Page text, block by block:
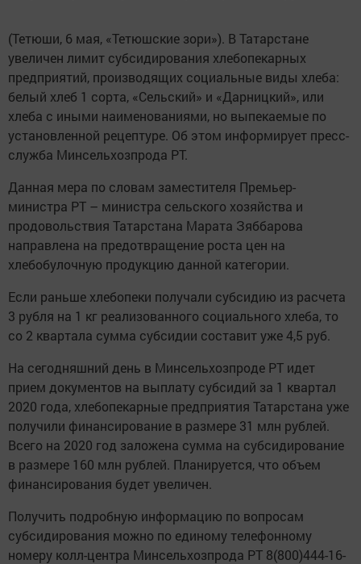
(Тетюши, 6 мая, «Тетюшские зори»). В Татарстане
увеличен лимит субсидирования хлебопекарных
предприятий, производящих социальные виды хлеба:
белый хлеб 1 сорта, «Сельский» и «Дарницкий», или
хлеба с иными наименованиями, но выпекаемые по
установленной рецептуре. Об этом информирует пресс-
служба Минсельхозпрода РТ.
Данная мера по словам заместителя Премьер-
министра РТ – министра сельского хозяйства и
продовольствия Татарстана Марата Зяббарова
направлена на предотвращение роста цен на
хлебобулочную продукцию данной категории.
Если раньше хлебопеки получали субсидию из расчета
3 рубля на 1 кг реализованного социального хлеба, то
со 2 квартала сумма субсидии составит уже 4,5 руб.
На сегодняшний день в Минсельхозпроде РТ идет
прием документов на выплату субсидий за 1 квартал
2020 года, хлебопекарные предприятия Татарстана уже
получили финансирование в размере 31 млн рублей.
Всего на 2020 год заложена сумма на субсидирование
в размере 160 млн рублей. Планируется, что объем
финансирования будет увеличен.
Получить подробную информацию по вопросам
субсидирования можно по единому телефонному
номеру колл-центра Минсельхозпрода РТ 8(800)444-16-